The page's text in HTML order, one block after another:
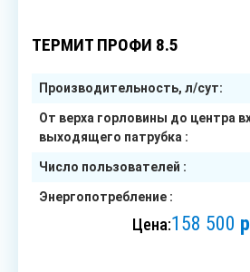
ТЕРМИТ ПРОФИ 8.5
Производительность, л/сут:
От верха горловины до центра
выходящего патрубка :
Число пользователей :
Энергопотребление :
Цена:158 500